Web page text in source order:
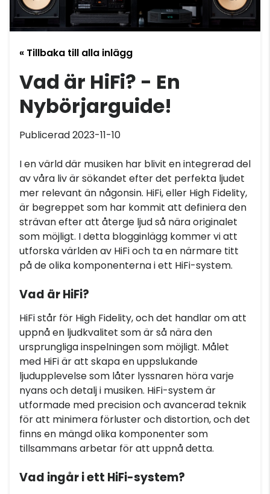
« Tillbaka till alla inlägg
Vad är HiFi? - En
Nybörjarguide!
Publicerad 2023-11-10
I en värld där musiken har blivit en integrerad del
av våra liv är sökandet efter det perfekta ljudet
mer relevant än någonsin. HiFi, eller High Fidelity,
är begreppet som har kommit att definiera den
strävan efter att återge ljud så nära originalet
som möjligt. I detta blogginlägg kommer vi att
utforska världen av HiFi och ta en närmare titt
på de olika komponenterna i ett HiFi-system.
Vad är HiFi?
HiFi står för High Fidelity, och det handlar om att
uppnå en ljudkvalitet som är så nära den
ursprungliga inspelningen som möjligt. Målet
med HiFi är att skapa en uppslukande
ljudupplevelse som låter lyssnaren höra varje
nyans och detalj i musiken. HiFi-system är
utformade med precision och avancerad teknik
för att minimera förluster och distortion, och det
finns en mängd olika komponenter som
tillsammans arbetar för att uppnå detta.
Vad ingår i ett HiFi-system?